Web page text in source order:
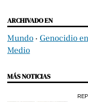
ARCHIVADO EN
Mundo ‧ Genocidio
Medio
MÁS NOTICIAS